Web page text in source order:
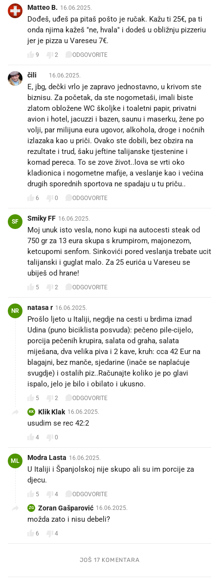
Matteo B. 16.06.2025.
Dođeš, uđeš pa pitaš pošto je ručak. Kažu ti 25€, pa ti
onda njima kažeš "ne, hvala" i dodeš u obližnju pizzeriu
jer je pizza u Vareseu 7€.
9 2 ODGOVORITE
čili 🌶️ 16.06.2025.
E, jbg, dečki vrlo je zapravo jednostavno, u krivom ste
biznisu. Za početak, da ste nogometaši, imali biste
zlatom obložene WC školjke i toaletni papir, privatni
avion i hotel, jacuzzi i bazen, saunu i maserku, žene po
volji, par milijuna eura ugovor, alkohola, droge i noćnih
izlazaka kao u priči. Ovako ste dobili, bez obzira na
rezultate i trud, šaku jeftine talijanske tjestenine i
komad pereca. To se zove život..lova se vrti oko
kladionica i nogometne mafije, a veslanje kao i većina
drugih sporednih sportova ne spadaju u tu priču..
6 0 ODGOVORITE
SF Smiky FF 16.06.2025.
Moj unuk isto vesla, nono kupi na autocesti steak od
750 gr za 13 eura skupa s krumpirom, majonezom,
ketcupomi senfom. Sinkovići pored veslanja trebate ucit
talijanski i guglat malo. Za 25 eurića u Vareseu se
ubiješ od hrane!
5 2 ODGOVORITE
NR natasa r 16.06.2025.
Prošlo ljeto u Italiji, negdje na cesti u brdima iznad
Udina (puno biciklista posvuda): pečeno pile-cijelo,
porcija pečenih krupira, salata od graha, salata
miješana, dva velika piva i 2 kave, kruh: cca 42 Eur na
blagajni, bez manče, sjedarine (inače se naplaćuje
svugdje) i ostalih piz..Računajte koliko je po glavi
ispalo, jelo je bilo i obilato i ukusno.
5 2 ODGOVORITE
KK Klik Klak 16.06.2025.
usudim se rec 42:2
4 0
ML Modra Lasta 16.06.2025.
U Italiji i Španjolskoj nije skupo ali su im porcije za
djecu.
5 4 ODGOVORITE
ZG Zoran Gašparović 16.06.2025.
možda zato i nisu debeli? 🤪
6 4
JOŠ 17 KOMENTARA